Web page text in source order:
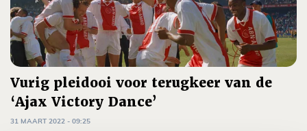
Vurig pleidooi voor terugkeer van de
‘Ajax Victory Dance’
31 MAART 2022 - 09:25